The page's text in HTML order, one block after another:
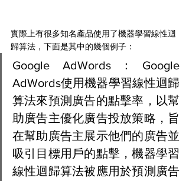
實際上有很多知名產品使用了機器學習線性迴
歸算法，下面是其中的幾個例子：
Google AdWords：Google
AdWords使用機器學習線性迴歸
算法來預測廣告的點擊率，以幫
助廣告主優化廣告投放策略，旨
在幫助廣告主展示他們的廣告並
吸引目標用戶的點擊，機器學習
線性迴歸算法被應用於預測廣告